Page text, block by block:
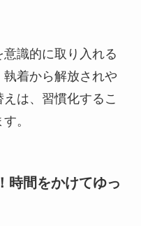
識的に取り入れる
着から解放されや
は、習慣化するこ
。
時間をかけてゆっ